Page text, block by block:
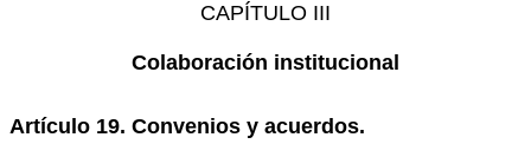
CAPÍTULO III
Colaboración institucional
Artículo 19. Convenios y acuerdos.